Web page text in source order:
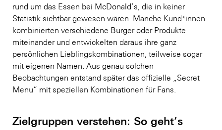
rund um das Essen bei McDonald’s, die in keiner
Statistik sichtbar gewesen wären. Manche Kund*innen
kombinierten verschiedene Burger oder Produkte
miteinander und entwickelten daraus ihre ganz
persönlichen Lieblingskombinationen, teilweise sogar
mit eigenen Namen. Aus genau solchen
Beobachtungen entstand später das offizielle „Secret
Menu“ mit speziellen Kombinationen für Fans.
Zielgruppen verstehen: So geht’s